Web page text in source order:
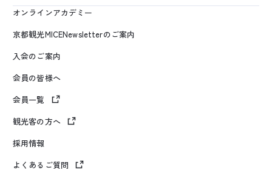
オンラインアカデミー
京都観光MICENewsletterのご案内
入会のご案内
会員の皆様へ
会員一覧
観光客の方へ
採用情報
よくあるご質問